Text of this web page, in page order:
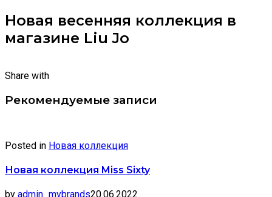
Новая весенняя коллекция в
магазине Liu Jo
Share with
Рекомендуемые записи
Posted in Новая коллекция
Новая коллекция Miss Sixty
by admin_mybrands20.06.2022